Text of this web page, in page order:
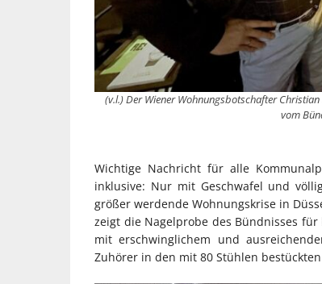
(v.l.) Der Wiener Wohnungsbotschafter
vom
Wichtige Nachricht für alle
inklusive: Nur mit Geschwafel und
größer werdende Wohnungskrise in
zeigt die Nagelprobe des Bündnisses
mit erschwinglichem und
Zuhörer in den mit 80 Stühlen